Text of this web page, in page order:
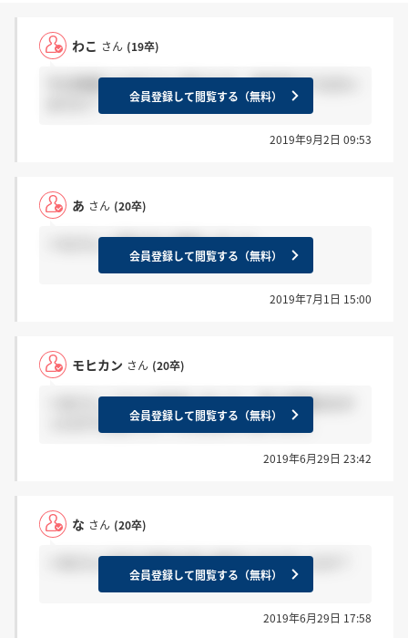
わこ さん (19卒)
今の時期にwebテスト受けた方、選考受けてる方い
会員登録して閲覧する（無料）
2019年9月2日 09:53
あ さん (20卒)
＞なさん 人事の方に連絡しました。
会員登録して閲覧する（無料）
2019年7月1日 15:00
モヒカン さん (20卒)
＞あさん こちらは辞退しました。 特に問題はなか
ったので心配しなくて大丈夫かと思います。
会員登録して閲覧する（無料）
2019年6月29日 23:42
な さん (20卒)
＞あさん 内定の連絡が来た番号にかけましたか？
会員登録して閲覧する（無料）
2019年6月29日 17:58